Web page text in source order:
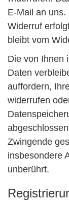
E-Mail an
Widerruf
bleibt vom
Die von Ihnen
Daten
auffordern,
widerrufen
Zwingende
insbesondere
unberührt.